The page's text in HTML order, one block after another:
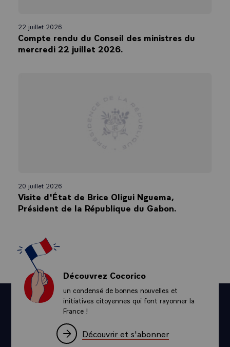
22 juillet 2026
Compte rendu du Conseil des ministres du
mercredi 22 juillet 2026.
20 juillet 2026
Visite d'État de Brice Oligui Nguema,
Président de la République du Gabon.
Découvrez Cocorico
un condensé de bonnes nouvelles et
initiatives citoyennes qui font rayonner la
France !
Découvrir et s'abonner